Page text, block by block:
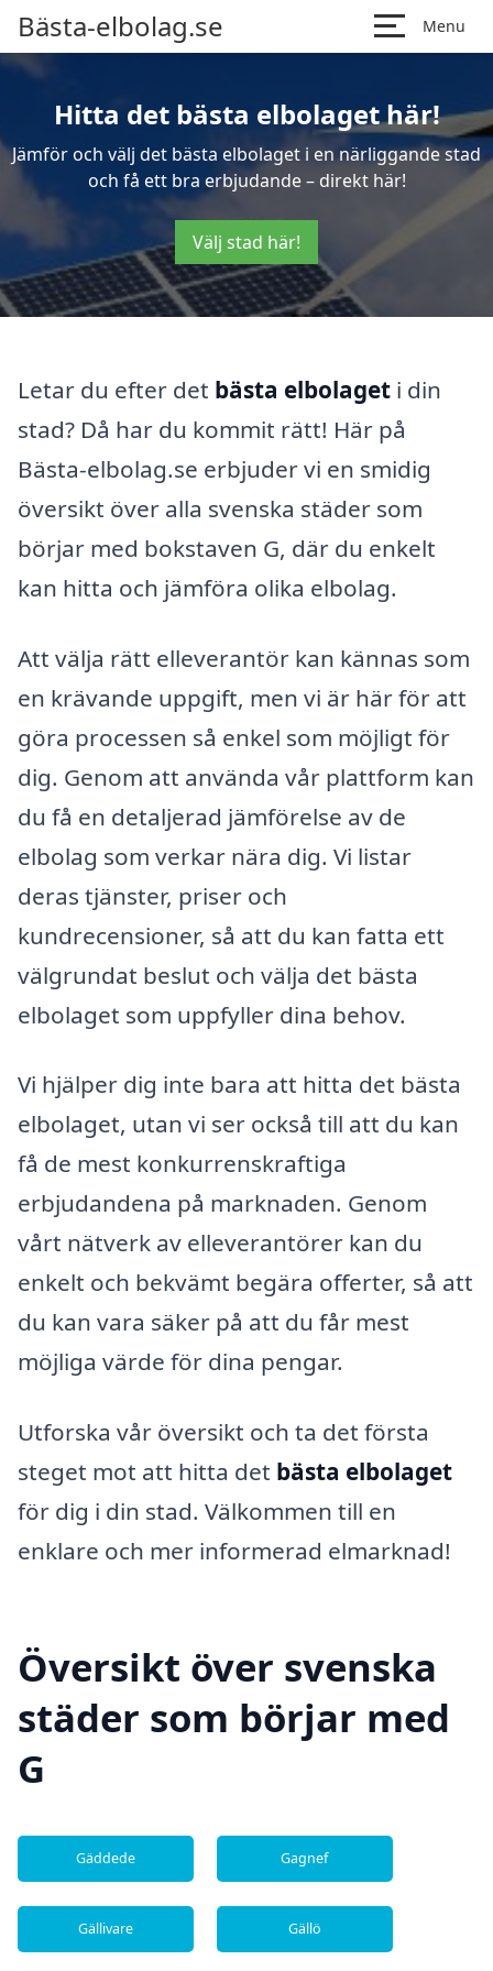
Bästa-elbolag.se Menu
Hitta det bästa elbolaget här!
Jämför och välj det bästa elbolaget i en närliggande stad
och få ett bra erbjudande – direkt här!
Välj stad här!
Letar du efter det bästa elbolaget i din
stad? Då har du kommit rätt! Här på
Bästa-elbolag.se erbjuder vi en smidig
översikt över alla svenska städer som
börjar med bokstaven G, där du enkelt
kan hitta och jämföra olika elbolag.
Att välja rätt elleverantör kan kännas som
en krävande uppgift, men vi är här för att
göra processen så enkel som möjligt för
dig. Genom att använda vår plattform kan
du få en detaljerad jämförelse av de
elbolag som verkar nära dig. Vi listar
deras tjänster, priser och
kundrecensioner, så att du kan fatta ett
välgrundat beslut och välja det bästa
elbolaget som uppfyller dina behov.
Vi hjälper dig inte bara att hitta det bästa
elbolaget, utan vi ser också till att du kan
få de mest konkurrenskraftiga
erbjudandena på marknaden. Genom
vårt nätverk av elleverantörer kan du
enkelt och bekvämt begära offerter, så att
du kan vara säker på att du får mest
möjliga värde för dina pengar.
Utforska vår översikt och ta det första
steget mot att hitta det bästa elbolaget
för dig i din stad. Välkommen till en
enklare och mer informerad elmarknad!
Översikt över svenska
städer som börjar med
G
Gäddede Gagnef
Gällivare Gällö